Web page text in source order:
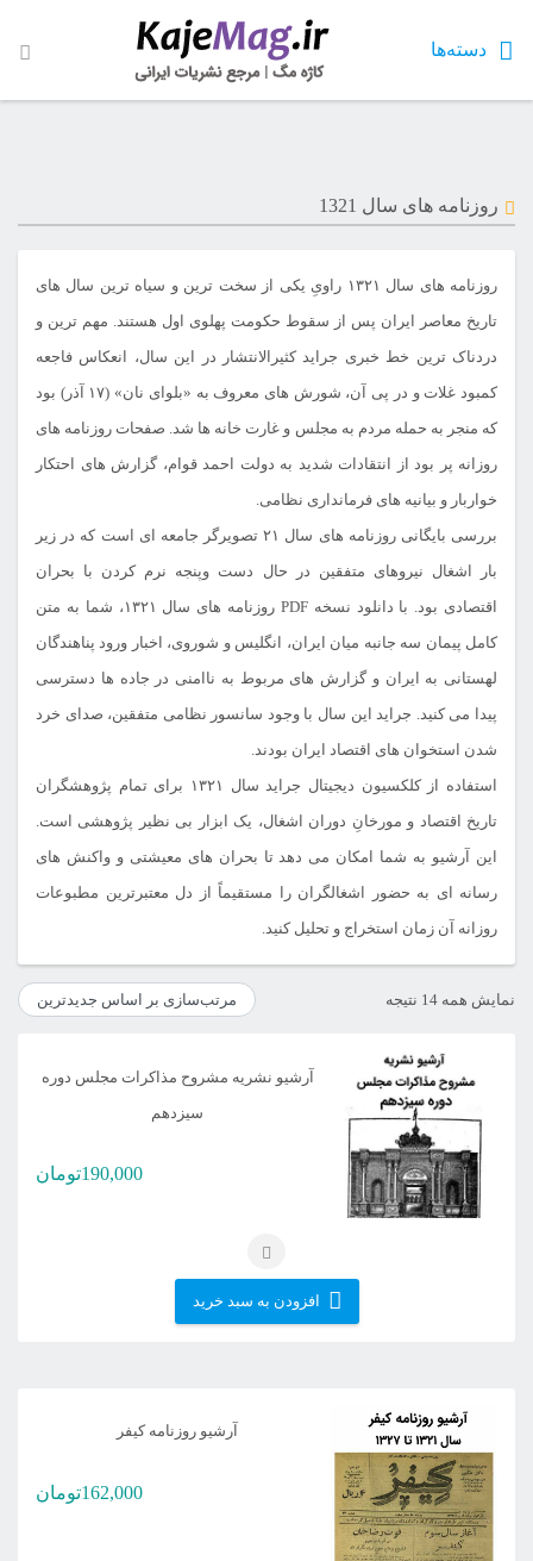
دسته‌ها
روزنامه های سال 1321
روزنامه های سال ۱۳۲۱ راویِ یکی از سخت ترین و سیاه ترین سال های
تاریخ معاصر ایران پس از سقوط حکومت پهلوی اول هستند. مهم ترین و
دردناک ترین خط خبری جراید کثیرالانتشار در این سال، انعکاس فاجعه
کمبود غلات و در پی آن، شورش های معروف به «بلوای نان» (۱۷ آذر) بود
که منجر به حمله مردم به مجلس و غارت خانه ها شد. صفحات روزنامه های
روزانه پر بود از انتقادات شدید به دولت احمد قوام، گزارش های احتکار
خواربار و بیانیه های فرمانداری نظامی.
بررسی بایگانی روزنامه های سال ۲۱ تصویرگر جامعه ای است که در زیر
بار اشغال نیروهای متفقین در حال دست وپنجه نرم کردن با بحران
اقتصادی بود. با دانلود نسخه PDF روزنامه های سال ۱۳۲۱، شما به متن
کامل پیمان سه جانبه میان ایران، انگلیس و شوروی، اخبار ورود پناهندگان
لهستانی به ایران و گزارش های مربوط به ناامنی در جاده ها دسترسی
پیدا می کنید. جراید این سال با وجود سانسور نظامی متفقین، صدای خرد
شدن استخوان های اقتصاد ایران بودند.
استفاده از کلکسیون دیجیتال جراید سال ۱۳۲۱ برای تمام پژوهشگران
تاریخ اقتصاد و مورخانِ دوران اشغال، یک ابزار بی نظیر پژوهشی است.
این آرشیو به شما امکان می دهد تا بحران های معیشتی و واکنش های
رسانه ای به حضور اشغالگران را مستقیماً از دل معتبرترین مطبوعات
روزانه آن زمان استخراج و تحلیل کنید.
نمایش همه 14 نتیجه
اساس
جدیدترین
آرشیو نشریه مشروح مذاکرات مجلس دوره
سیزدهم
190,000تومان
افزودن به سبد خرید
آرشیو روزنامه کیفر
162,000تومان